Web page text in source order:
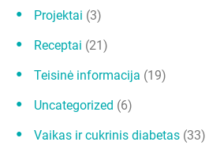
Projektai (3)
Receptai (21)
Teisinė informacija (19)
Uncategorized (6)
Vaikas ir cukrinis diabetas (33)